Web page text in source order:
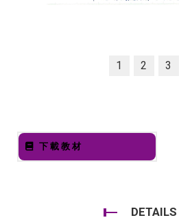
1 2 3
下載教材
DETAILS